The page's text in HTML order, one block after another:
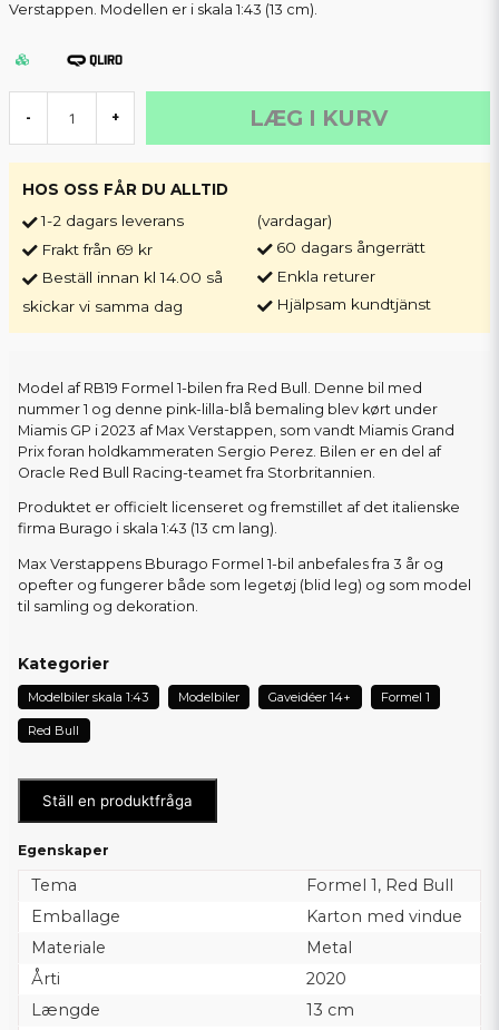
Verstappen. Modellen er i skala 1:43 (13 cm).
- + LÆG I KURV
HOS OSS FÅR DU ALLTID
1-2 dagars leverans
Frakt från 69 kr
Beställ innan kl 14.00 så
skickar vi samma dag
(vardagar)
60 dagars ångerrätt
Enkla returer
Hjälpsam kundtjänst
Model af RB19 Formel 1-bilen fra Red Bull. Denne bil med
nummer 1 og denne pink-lilla-blå bemaling blev kørt under
Miamis GP i 2023 af Max Verstappen, som vandt Miamis Grand
Prix foran holdkammeraten Sergio Perez. Bilen er en del af
Oracle Red Bull Racing-teamet fra Storbritannien.
Produktet er officielt licenseret og fremstillet af det italienske
firma Burago i skala 1:43 (13 cm lang).
Max Verstappens Bburago Formel 1-bil anbefales fra 3 år og
opefter og fungerer både som legetøj (blid leg) og som model
til samling og dekoration.
Kategorier
Modelbiler skala 1:43 Modelbiler Gaveidéer 14+ Formel 1
Red Bull
Ställ en produktfråga
Egenskaper
Tema
Formel 1, Red Bull
Emballage
Karton med vindue
Materiale
Metal
Årti
2020
Længde
13 cm